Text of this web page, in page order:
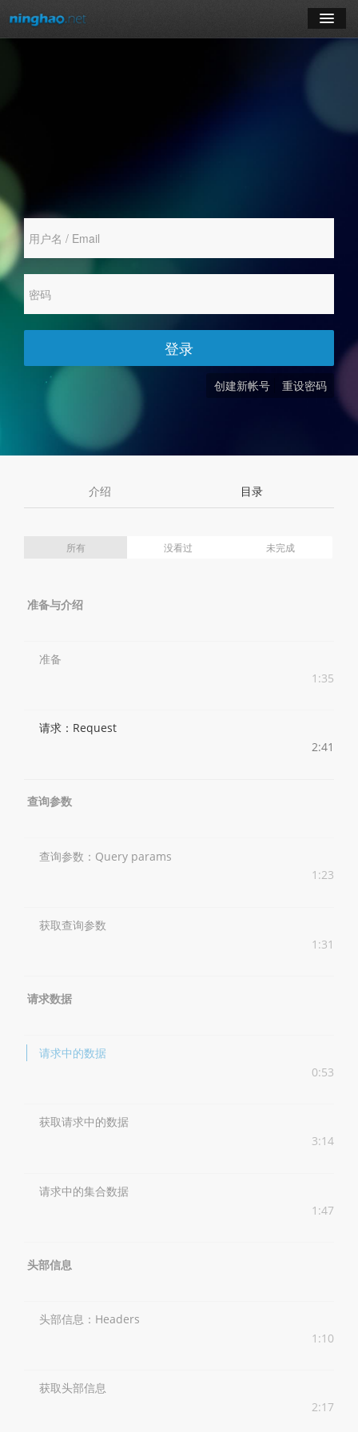
创建新帐号 重设密码
登录
介绍 目录
所有 没看过 未完成
准备与介绍
准备
1:35
请求：Request
2:41
查询参数
查询参数：Query params
1:23
获取查询参数
1:31
请求数据
请求中的数据
0:53
获取请求中的数据
3:14
请求中的集合数据
1:47
头部信息
头部信息：Headers
1:10
获取头部信息
2:17